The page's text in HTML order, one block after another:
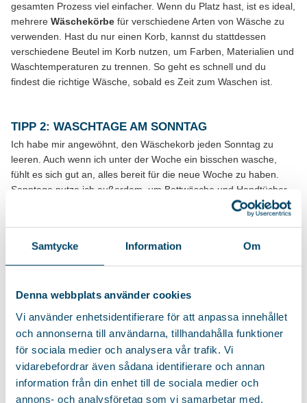
Samtycke Information Om
Denna webbplats använder cookies
Vi använder enhetsidentifierare för att anpassa innehållet
och annonserna till användarna, tillhandahålla funktioner
för sociala medier och analysera vår trafik. Vi
vidarebefordrar även sådana identifierare och annan
information från din enhet till de sociala medier och
annons- och analysföretag som vi samarbetar med.
gesamten Prozess viel einfacher. Wenn du Platz hast, ist es ideal,
mehrere Wäschekörbe für verschiedene Arten von Wäsche zu
verwenden. Hast du nur einen Korb, kannst du stattdessen
verschiedene Beutel im Korb nutzen, um Farben, Materialien und
Waschtemperaturen zu trennen. So geht es schnell und du
findest die richtige Wäsche, sobald es Zeit zum Waschen ist.
TIPP 2: WASCHTAGE AM SONNTAG
Ich habe mir angewöhnt, den Wäschekorb jeden Sonntag zu
leeren. Auch wenn ich unter der Woche ein bisschen wasche,
fühlt es sich gut an, alles bereit für die neue Woche zu haben.
Sonntage nutze ich außerdem, um Bettwäsche und Handtücher
zu waschen. Durch eine feste Routine wird es viel einfacher,
Ordnung zu halten und stressfrei in die neue Woche zu starten.
TIPP 3: DIE RICHTIGEN PRODUKTE WÄHLEN
die genau zu deinem Zuhause und deinen Gewohnheiten
passen. Hast du wenig Platz, funktioniert ein kompaktes
Trockengestell oder ein kleines Bügelbrett perfekt. Sie lassen sich
zudem leicht verstauen, wenn sie nicht gebraucht werden. Hast
du mehr Platz oder viel Wäsche, kann ein Trockengestell mit
dickeren Stangen die Trocknung beschleunigen, während ein
größerer Bügeltisch mehr Raum für Tischdecken oder Gardinen